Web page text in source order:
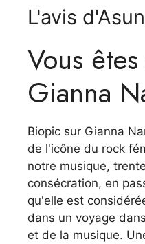
L'avis
Vous
Gianna
Biopic sur Gianna
de l'icône du rock
notre musique,
consécration, en
qu'elle est
dans un voyage
et de la musique.